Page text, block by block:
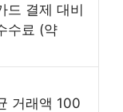
드 결제 대비
수료 (약
거래액 100